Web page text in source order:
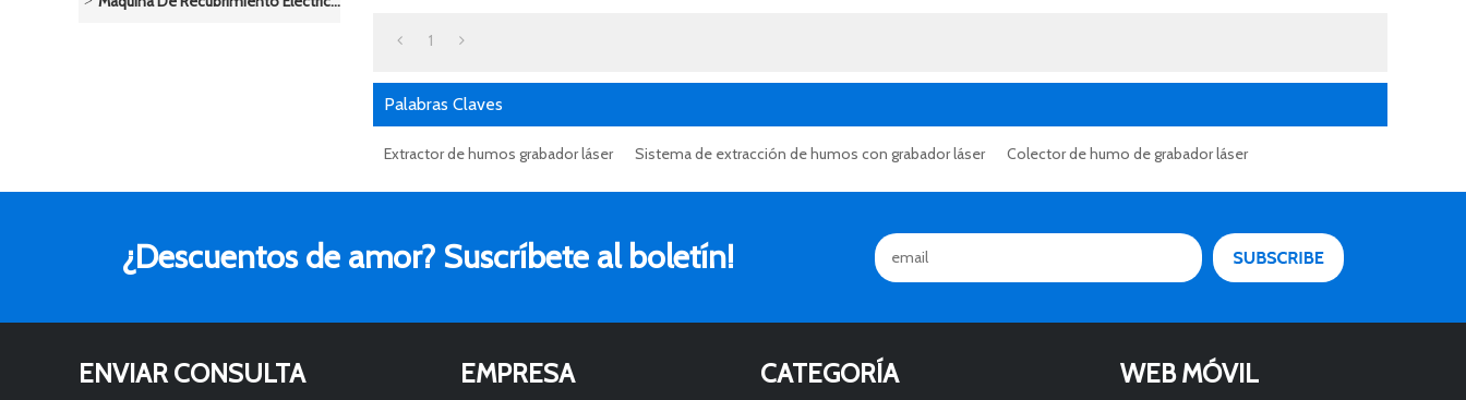
1
Palabras Claves
Extractor de humos grabador láser Sistema de extracción de humos con grabador láser Colector de humo de grabador láser
¿Descuentos de amor? Suscríbete al boletín!
ENVIAR CONSULTA EMPRESA CATEGORÍA WEB MÓVIL